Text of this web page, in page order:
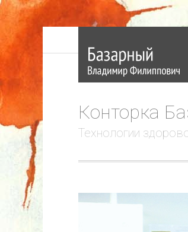
Конторка
Технологии